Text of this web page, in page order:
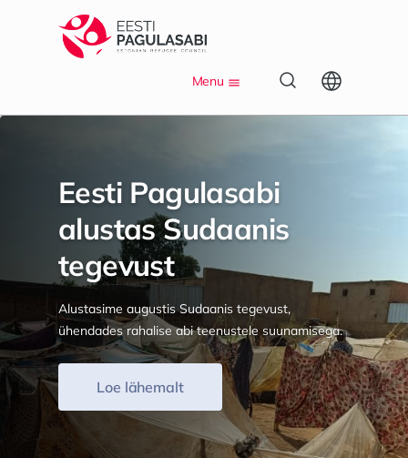
o
e
t
Menu
Eesti Pagulasabi
alustas Sudaanis
tegevust
Alustasime augustis Sudaanis tegevust,
ühendades rahalise abi teenustele suunamisega.
Loe lähemalt